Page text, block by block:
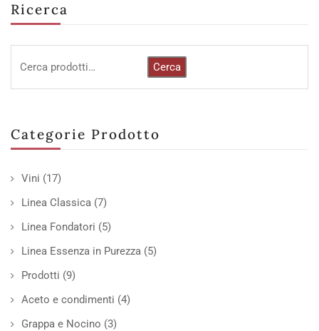
Ricerca
Cerca
Categorie Prodotto
Vini (17)
Linea Classica (7)
Linea Fondatori (5)
Linea Essenza in Purezza (5)
Prodotti (9)
Aceto e condimenti (4)
Grappa e Nocino (3)